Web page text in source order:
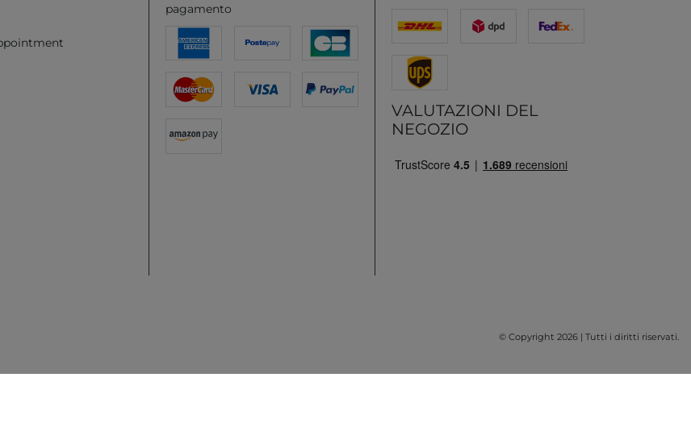
pagamento
VALUTAZIONI DEL
NEGOZIO
© Copyright 2026 | Tutti i diritti riservati.